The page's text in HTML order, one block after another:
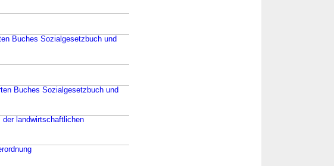
Buches Sozialgesetzbuch und
Buches Sozialgesetzbuch und
landwirtschaftlichen